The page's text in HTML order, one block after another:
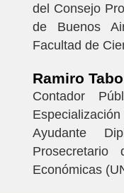
del Consejo
de Buenos
Facultad de
Ramiro
Contador
Ayudante
Económicas